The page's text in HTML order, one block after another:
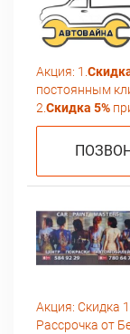
Акция: 1.
постоянным
2. Скидка 5%
Акция: Скидка
Рассрочка от